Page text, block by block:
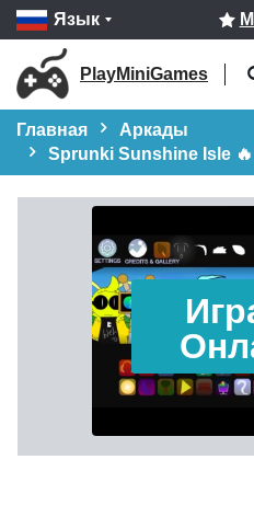
Язык
PlayMiniGames
Главная
Аркады
Sprunki Sunshine Isle